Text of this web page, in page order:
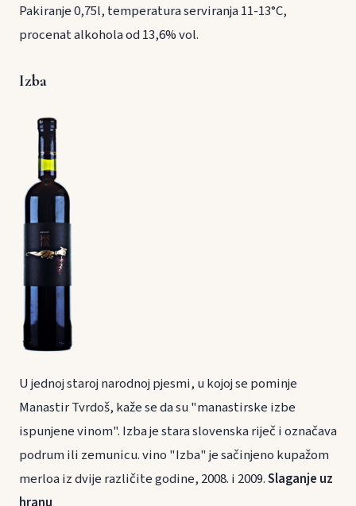
Pakiranje 0,75l, temperatura serviranja 11-13°C,
procenat alkohola od 13,6% vol.
Izba
U jednoj staroj narodnoj pjesmi, u kojoj se pominje
Manastir Tvrdoš, kaže se da su "manastirske izbe
ispunjene vinom". Izba je stara slovenska riječ i označava
podrum ili zemunicu. vino "Izba" je sačinjeno kupažom
merloa iz dvije različite godine, 2008. i 2009.Slaganje uz